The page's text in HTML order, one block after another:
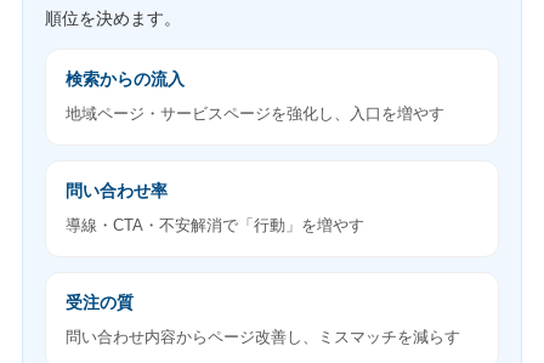
順位を決めます。
検索からの流入
地域ページ・サービスページを強化し、入口を増やす
問い合わせ率
導線・CTA・不安解消で「行動」を増やす
受注の質
問い合わせ内容からページ改善し、ミスマッチを減らす